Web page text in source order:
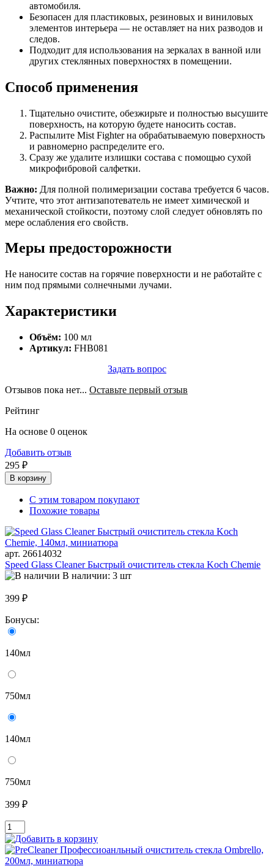
автомобиля.
Безопасен для пластиковых, резиновых и виниловых
элементов интерьера — не оставляет на них разводов и
следов.
Подходит для использования на зеркалах в ванной или
других стеклянных поверхностях в помещении.
Способ применения
Тщательно очистите, обезжирьте и полностью высушите
поверхность, на которую будете наносить состав.
Распылите Mist Fighter на обрабатываемую поверхность
и равномерно распределите его.
Сразу же удалите излишки состава с помощью сухой
микрофибровой салфетки.
Важно: Для полной полимеризации состава требуется 6 часов.
Учтите, что этот антизапотеватель не имеет химической и
механической стойкости, поэтому слой следует обновлять по
мере ослабления его свойств.
Меры предосторожности
Не наносите состав на горячие поверхности и не работайте с
ним под прямыми солнечными лучами.
Характеристики
Объём: 100 мл
Артикул: FHB081
Задать вопрос
Отзывов пока нет... Оставьте первый отзыв
Рейтинг
На основе 0 оценок
Добавить отзыв
295 ₽
В корзину
С этим товаром покупают
Похожие товары
арт. 26614032
Speed Glass Cleaner Быстрый очиститель стекла Koch Chemie
В наличии: 3 шт
399 ₽
Бонусы:
140мл
750мл
140мл
750мл
399 ₽